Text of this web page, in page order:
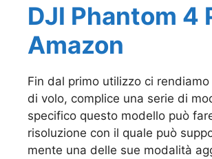
DJI Phantom 4
Amazon
Fin dal primo utilizzo ci
di volo, complice una serie di
specifico questo modello può
risoluzione con il quale può
mente una delle sue modalità